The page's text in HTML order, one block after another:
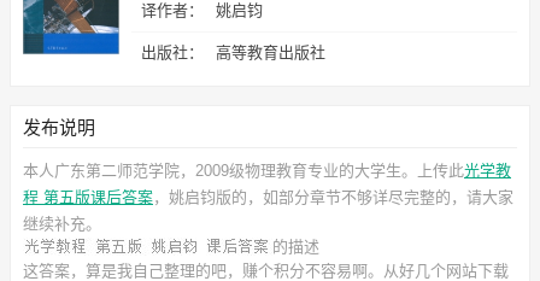
译作者： 姚启钧
出版社： 高等教育出版社
发布说明
本人广东第二师范学院，2009级物理教育专业的大学生。上传此光学教
程 第五版课后答案，姚启钧版的，如部分章节不够详尽完整的，请大家
继续补充。
的描述
这答案，算是我自己整理的吧，赚个积分不容易啊。从好几个网站下载